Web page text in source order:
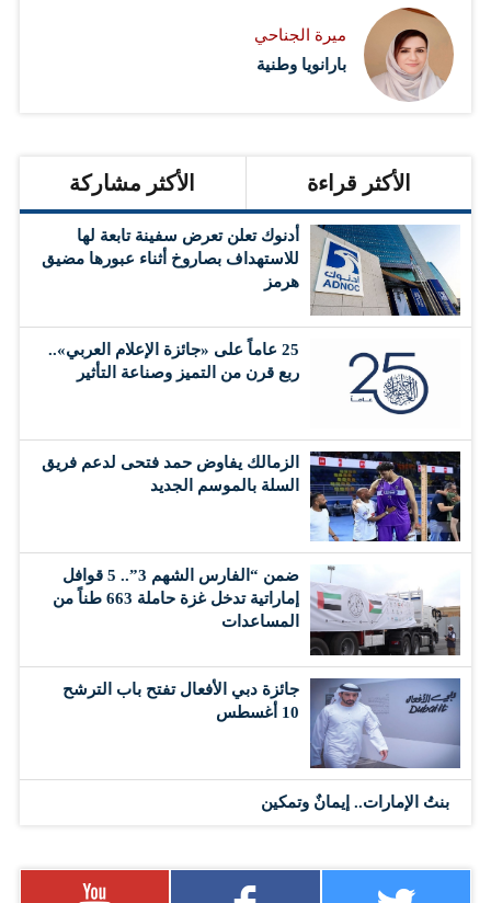
ميرة الجناحي
بارانويا وطنية
الأكثر قراءة الأكثر مشاركة
أدنوك تعلن تعرض سفينة تابعة لها
للاستهداف بصاروخ أثناء عبورها مضيق
هرمز
25 عاماً على «جائزة الإعلام العربي»..
ربع قرن من التميز وصناعة التأثير
الزمالك يفاوض حمد فتحى لدعم فريق
السلة بالموسم الجديد
ضمن “الفارس الشهم 3”.. 5 قوافل
إماراتية تدخل غزة حاملة 663 طناً من
المساعدات
جائزة دبي الأفعال تفتح باب الترشح
10 أغسطس
بنتُ الإمارات.. إيمانٌ وتمكين